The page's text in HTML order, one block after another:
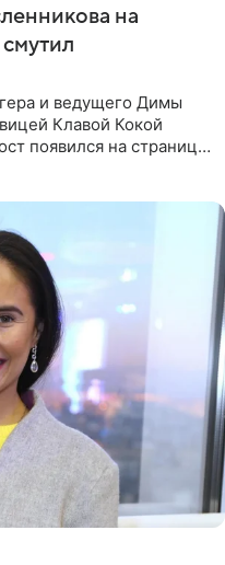
на
и ведущего Димы
Клавой Кокой
появился на странице